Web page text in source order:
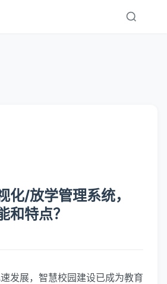
化/放学管理系统，
和特点？
发展，智慧校园建设已成为教育